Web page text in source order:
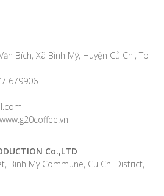
Bích, Xã Bình Mỹ, Huyện Củ Chi, Tp
679906
Co.,LTD
Binh My Commune, Cu Chi District,